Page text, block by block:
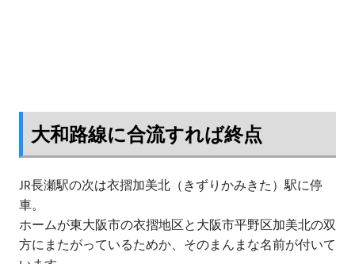
大和路線に合流すれば終点
JR長瀬駅の次は衣摺加美北（きずりかみきた）駅に停
車。
ホームが東大阪市の衣摺地区と大阪市平野区加美北の双
方にまたがっているためか、そのまんまな名前が付いて